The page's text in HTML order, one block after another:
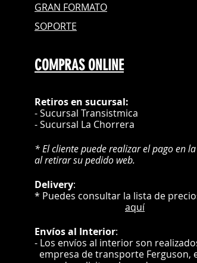
GRAN FORMATO
SOPORTE
COMPRAS ONLINE
Retiros en sucursal:
- Sucursal Transistmica
- Sucursal La Chorrera
* El cliente puede realizar el pago en
al retirar su pedido web.
Delivery:
* Puedes consultar la lista
aquí
Envíosal Interior:
- Los envíos al interior son
empresa de transporte Ferguson,